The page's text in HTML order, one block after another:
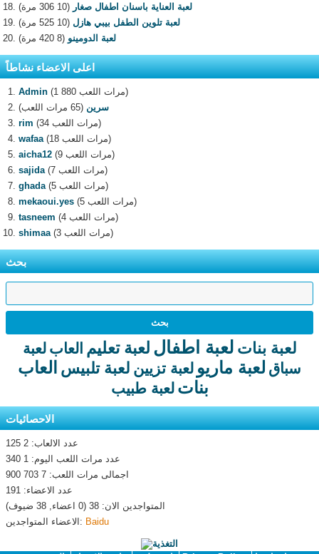
لعبة العناية باسنان اطفال صغار (10 306 مرة)
لعبة تلوين الطفل بيبي هازل (10 525 مرة)
لعبة الدومينو (8 420 مرة)
اعلى الاعضاء نشاطاً
Admin
(1 880 مرات اللعب)
سرين (65 مرات اللعب)
rim
(34 مرات اللعب)
wafaa
(18 مرات اللعب)
aicha12
(9 مرات اللعب)
sajida
(7 مرات اللعب)
ghada
(5 مرات اللعب)
mekaoui.yes
(5 مرات اللعب)
tasneem
(4 مرات اللعب)
shimaa
(3 مرات اللعب)
بحث
لعبة بنات لعبة اطفال لعبة تعليم العاب لعبة
سباق لعبة ماريو لعبة تزيين لعبة تلبيس العاب
بنات لعبة طبيب
الاحصائيات
عدد الالعاب: 2 125
عدد مرات اللعب اليوم: 1 340
اجمالى مرات اللعب: 7 703 900
عدد الاعضاء: 191
المتواجدين الان: 38 (0 اعضاء, 38 ضيوف)
الاعضاء المتواجدين: Baidu